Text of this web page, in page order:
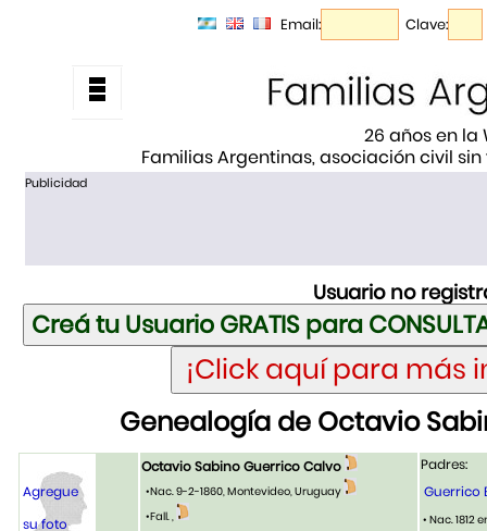
Email: Clave:
26 años en la
Familias Argentinas, asociación civil
Publicidad
Usuario no
Genealogía de Octavio
Agregue
su foto
Octavio Sabino Guerrico Calvo
•Nac. 9-2-1860, Montevideo, Uruguay
•Fall. ,
Padres:
Guerrico
• Nac. 1812